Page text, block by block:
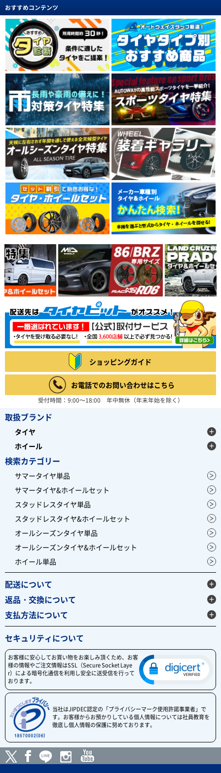
おすすめコンテンツ
ショッピングガイド
お電話でのお問い合わせはこちら
受付時間：9:00～18:00 年中無休（年末年始を除く）
取扱ブランド
タイヤ
ホイール
検索カテゴリー
サマータイヤ単品
サマータイヤ&ホイールセット
スタッドレスタイヤ単品
スタッドレスタイヤ&ホイールセット
オールシーズンタイヤ単品
オールシーズンタイヤ&ホイールセット
ホイール単品
配送について
返品・交換について
支払方法について
セキュリティについて
お客様に安心してお買い物をお楽しみ頂くため、お客
様の情報やご注文情報はSSL（Secure Socket Laye
r）による暗号化通信を利用し安全に送受信を行って
おります。
当社はJIPDEC認定の「プライバシーマーク使用許諾事業者」で
す。お客様からお預かりしている個人情報については社員教育を
徹底し個人情報の保護に努めております。